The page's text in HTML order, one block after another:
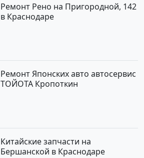
Ремонт Рено на Пригородной, 142
в Краснодаре
Ремонт Японских авто автосервис
ТОЙОТА Кропоткин
Китайские запчасти на
Бершанской в Краснодаре